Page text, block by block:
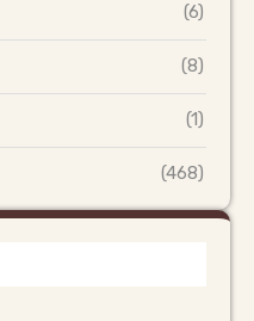
(6)
(8)
(1)
(468)